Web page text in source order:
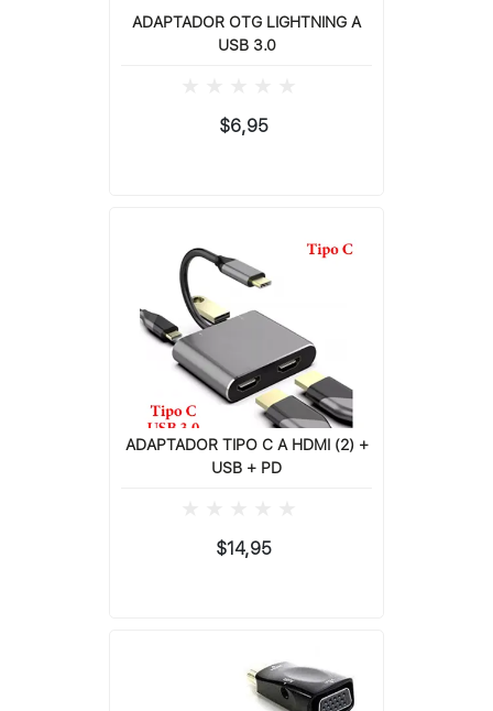
ADAPTADOR OTG LIGHTNING A
USB 3.0
$6,95
ADAPTADOR TIPO C A HDMI (2) +
USB + PD
$14,95